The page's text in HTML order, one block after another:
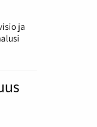
ja